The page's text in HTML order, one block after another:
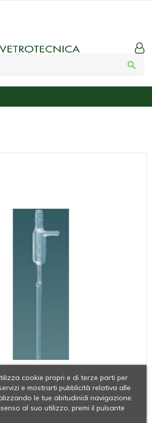
search
cookie propri e di terze parti per
e mostrarti pubblicità relativa alle
le tue abitudinidi navigazione.
al suo utilizzo, premi il pulsante